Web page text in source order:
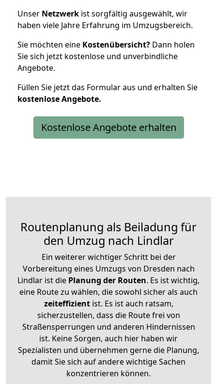
Unser Netzwerk ist sorgfältig ausgewählt, wir
haben viele Jahre Erfahrung im Umzugsbereich.
Sie möchten eine Kostenübersicht? Dann holen
Sie sich jetzt kostenlose und unverbindliche
Angebote.
Füllen Sie jetzt das Formular aus und erhalten Sie
kostenloseAngebote.
Kostenlose Angebote erhalten
Routenplanung als Beiladung für
den Umzug nach Lindlar
Ein weiterer wichtiger Schritt bei der
Vorbereitung eines Umzugs von Dresden nach
Lindlar ist die Planung der Routen. Es ist wichtig,
eine Route zu wählen, die sowohl sicher als auch
zeiteffizientist. Es ist auch ratsam,
sicherzustellen, dass die Route frei von
Straßensperrungen und anderen Hindernissen
ist. Keine Sorgen, auch hier haben wir
Spezialisten und übernehmen gerne die Planung,
damit Sie sich auf andere wichtige Sachen
konzentrieren können.